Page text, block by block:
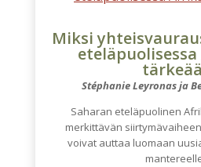
Miksi
Stéphanie Leyronas ja
Saharan eteläpuolinen
merkittävän
voivat auttaa luomaan